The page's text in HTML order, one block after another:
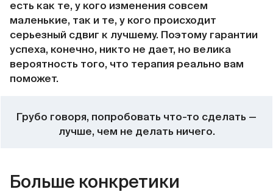
есть как те, у кого изменения совсем
маленькие, так и те, у кого происходит
серьезный сдвиг к лучшему. Поэтому гарантии
успеха, конечно, никто не дает, но велика
вероятность того, что терапия реально вам
поможет.
Грубо говоря, попробовать что-то сделать —
лучше, чем не делать ничего.
Больше конкретики